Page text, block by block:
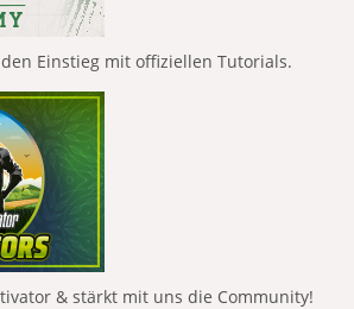
Einstieg mit offiziellen Tutorials.
& stärkt mit uns die Community!